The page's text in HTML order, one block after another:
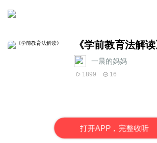
《学前教育法解读
一晨的妈妈
1899 16
打开APP，完整收听